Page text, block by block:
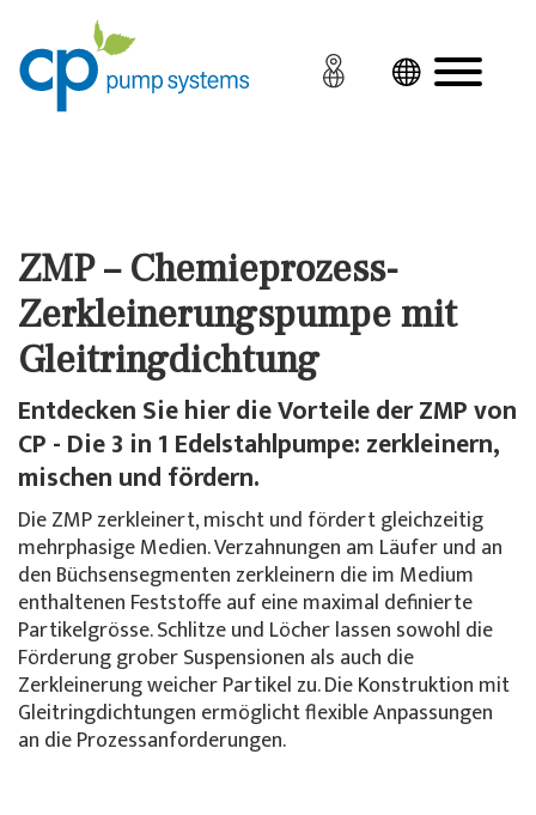
ZMP – Chemieprozess-
Zerkleinerungspumpe mit
Gleitringdichtung
Entdecken Sie hier die Vorteile der ZMP von
CP - Die 3 in 1 Edelstahlpumpe: zerkleinern,
mischen und fördern.
Die ZMP zerkleinert, mischt und fördert gleichzeitig
mehrphasige Medien. Verzahnungen am Läufer und an
den Büchsensegmenten zerkleinern die im Medium
enthaltenen Feststoffe auf eine maximal definierte
Partikelgrösse. Schlitze und Löcher lassen sowohl die
Förderung grober Suspensionen als auch die
Zerkleinerung weicher Partikel zu. Die Konstruktion mit
Gleitringdichtungen ermöglicht flexible Anpassungen
an die Prozessanforderungen.